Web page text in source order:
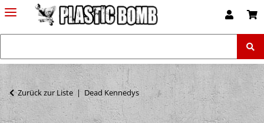
Zurück zur Liste Dead Kennedys